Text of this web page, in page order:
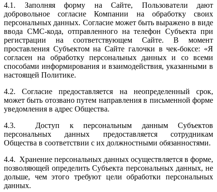
4.1. Заполняя форму на Сайте, Пользователи дают
добровольное согласие Компании на обработку своих
персональных данных. Согласие может быть выражено в виде
ввода СМС-кода, отправленного на телефон Субъекта при
регистрации на соответствующем Сайте. В момент
проставления Субъектом на Сайте галочки в чек-боксе: «Я
согласен на обработку персональных данных и со всеми
способами информирования и взаимодействия, указанными в
настоящей Политике.
4.2. Согласие предоставляется на неопределенный срок,
может быть отозвано путем направления в письменной форме
уведомления в адрес Общества.
4.3. Доступ к персональным данным Субъектов
персональных данных предоставляется сотрудникам
Общества в соответствии с их должностными обязанностями.
4.4. Хранение персональных данных осуществляется в форме,
позволяющей определить Субъекта персональных данных, не
дольше, чем этого требуют цели обработки персональных
данных.